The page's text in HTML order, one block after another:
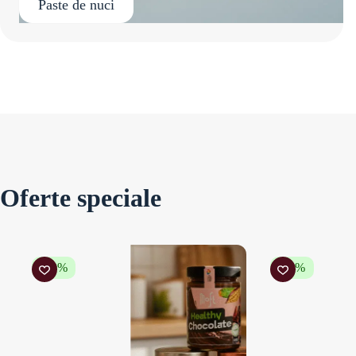
Paste de nuci
Oferte speciale
-20% -20%